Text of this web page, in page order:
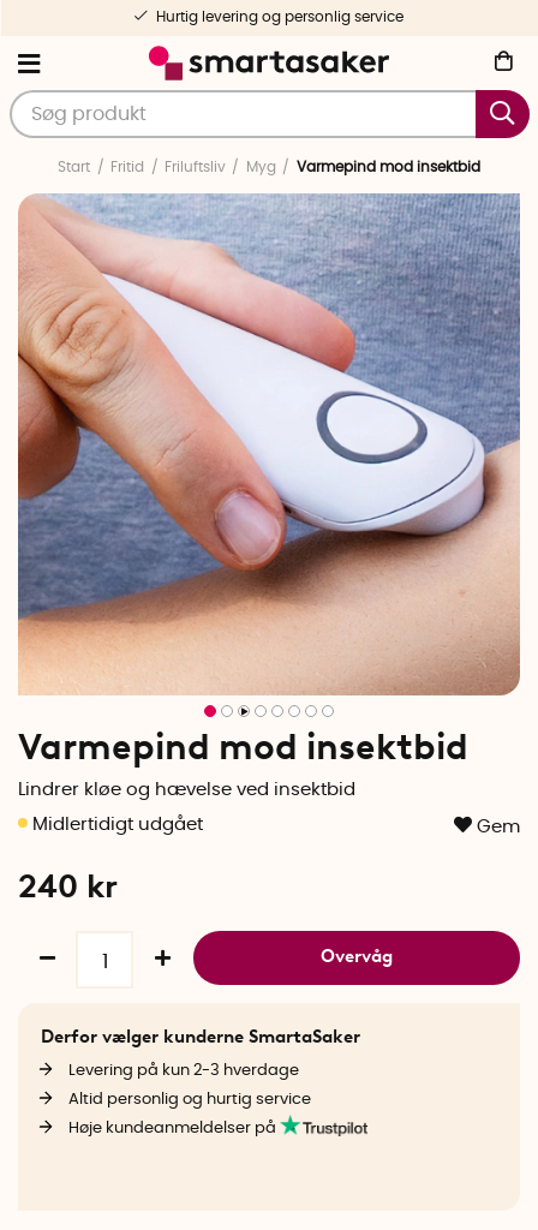
Hurtig levering og personlig service
Start Fritid Friluftsliv Myg Varmepind mod insektbid
Varmepind mod insektbid
Lindrer kløe og hævelse ved insektbid
Gem
240 kr
Overvåg
Derfor vælger kunderne SmartaSaker
Levering på kun 2-3 hverdage
Altid personlig og hurtig service
Høje kundeanmeldelser på